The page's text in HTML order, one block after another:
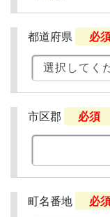
都道府県 必
市区郡 必須
町名番地 必